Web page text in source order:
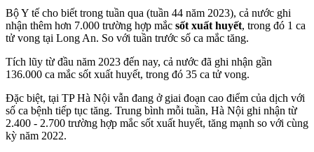
Bộ Y tế cho biết trong tuần qua (tuần 44 năm 2023), cả nước ghi
nhận thêm hơn 7.000 trường hợp mắc sốt xuất huyết, trong đó 1 ca
t‌ử von‌g tại Long An. So với tuần trước số ca mắc tăng.
Tích lũy từ đầu năm 2023 đến nay, cả nước đã ghi nhận gần
136.000 ca mắc sốt xuất huyết, trong đó 35 ca t‌ử von‌g.
Đặc biệt, tại TP Hà Nội vẫn đang ở giai đoạn cao điểm của dịch với
số ca bệnh tiếp tục tăng. Trung bình mỗi tuần, Hà Nội ghi nhận từ
2.400 - 2.700 trường hợp mắc sốt xuất huyết, tăng mạnh so với cùng
kỳ năm 2022.